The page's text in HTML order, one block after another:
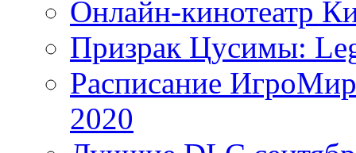
Онлайн-кинотеатр
Призрак Цусимы:
Расписание
2020